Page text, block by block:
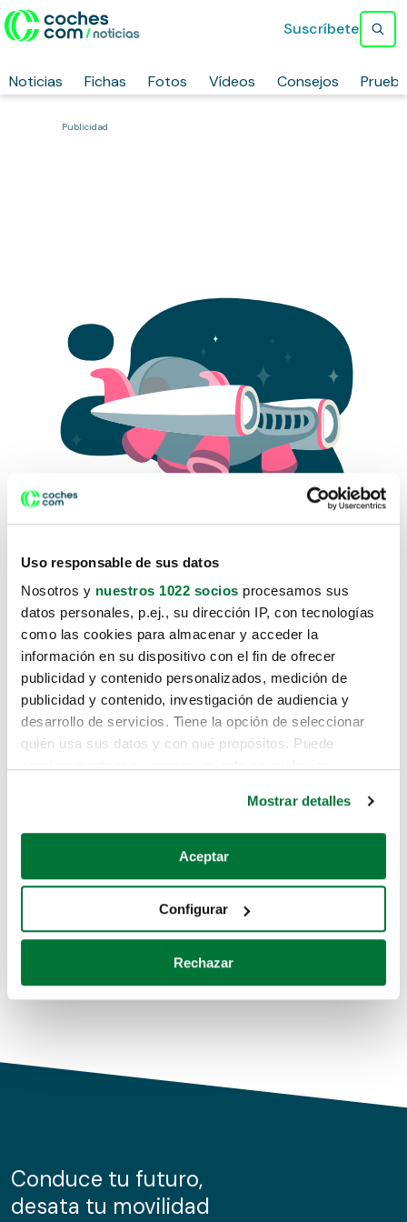
Uso responsable de sus datos
Nosotros y nuestros 1022 socios procesamos sus
datos personales, p.ej., su dirección IP, con tecnologías
como las cookies para almacenar y acceder la
información en su dispositivo con el fin de ofrecer
publicidad y contenido personalizados, medición de
publicidad y contenido, investigación de audiencia y
desarrollo de servicios. Tiene la opción de seleccionar
quién usa sus datos y con qué propósitos. Puede
Si lo permite, también quisiéramos:
Recopilar información sobre su ubicación geográfica
Identificar su dispositivo analizándolo activamente
para buscar características específicas (huellas
Obtenga más información sobre cómo se procesan sus
de cookies.
información sobre el uso que haga del sitio web con
nuestros partners de redes sociales, publicidad y análisis
Mostrar detalles
Aceptar
Configurar
Rechazar
Noticias Fichas Fotos Vídeos Consejos
Suscríbete
Publicidad
Lo sentimos, no sabemos como
te hemos traido hasta aquí.
Pero puedes encontrar el coche que estás
buscando en alguno de estos enlaces:
Coches de segunda mano
Coches de km0
Conduce tu futuro,
desata tu movilidad